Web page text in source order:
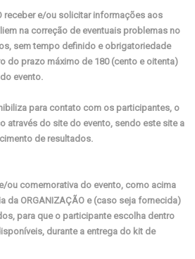
receber e/ou solicitar informações aos
na correção de eventuais problemas no
sem tempo definido e obrigatoriedade
do prazo máximo de 180 (cento e oitenta)
evento.
para contato com os participantes, o
através do site do evento, sendo este site a
de resultados.
ou comemorativa do evento, como acima
da ORGANIZAÇÃO e (caso seja fornecida)
para que o participante escolha dentro
durante a entrega do kit de